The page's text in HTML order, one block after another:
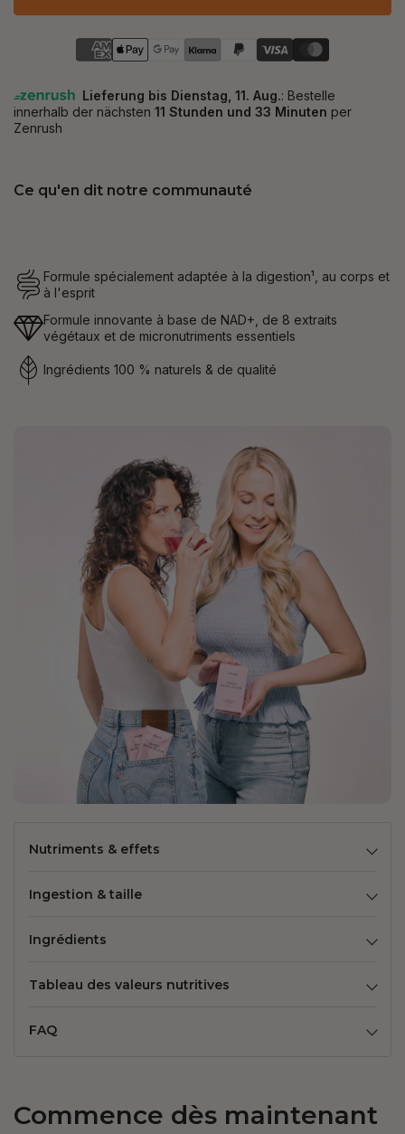
Ce qu'en dit notre communauté
Formule spécialement adaptée à la digestion¹, au corps et
à l'esprit
Formule innovante à base de NAD+, de 8 extraits
végétaux et de micronutriments essentiels
Ingrédients 100 % naturels & de qualité
Nutriments & effets
Ingestion & taille
Ingrédients
Tableau des valeurs nutritives
FAQ
Commence dès maintenant